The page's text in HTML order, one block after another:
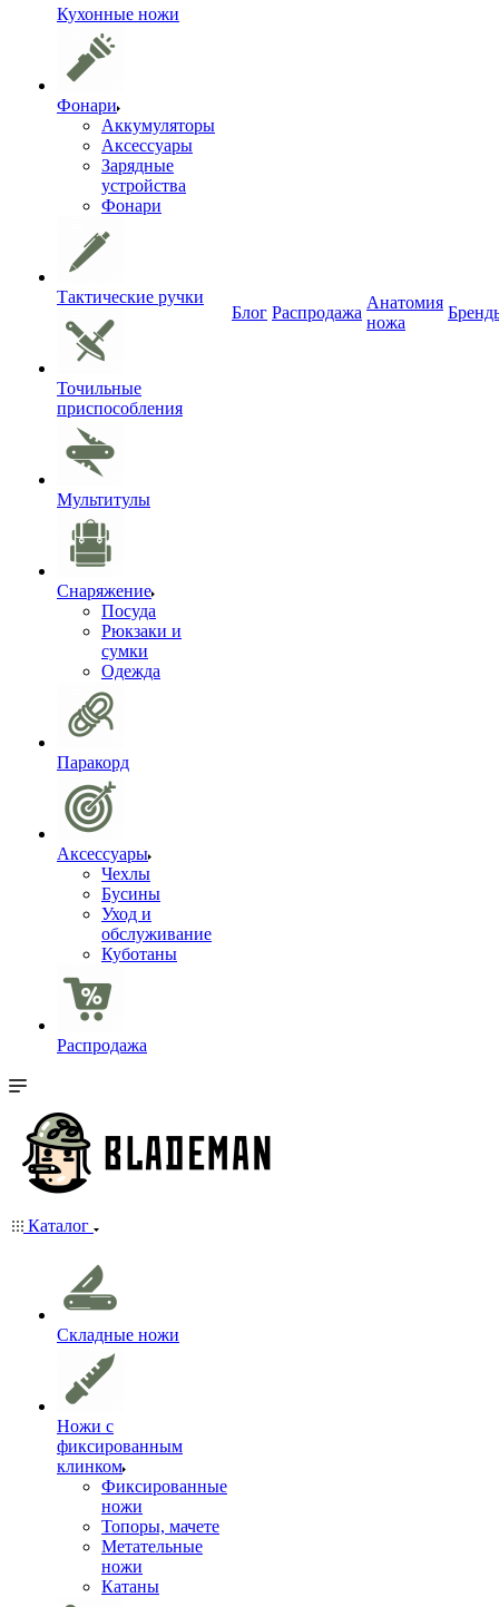
Кухонные ножи
Фонари
Аккумуляторы
Аксессуары
Зарядные
устройства
Фонари
Тактические ручки
Точильные
приспособления
Мультитулы
Снаряжение
Посуда
Рюкзаки и
сумки
Одежда
Паракорд
Аксессуары
Чехлы
Бусины
Уход и
обслуживание
Куботаны
Распродажа
Блог Распродажа
Анатомия
ножа
Каталог
Складные ножи
Ножи с
фиксированным
клинком
Фиксированные
ножи
Топоры, мачете
Метательные
ножи
Катаны